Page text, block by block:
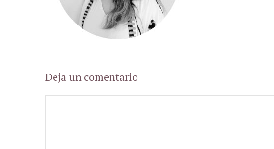
Deja un comentario